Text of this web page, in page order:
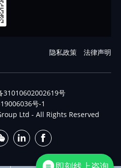
隐私政策 法律声明
31010602002619号
号-1
Ltd - All Rights Reserved